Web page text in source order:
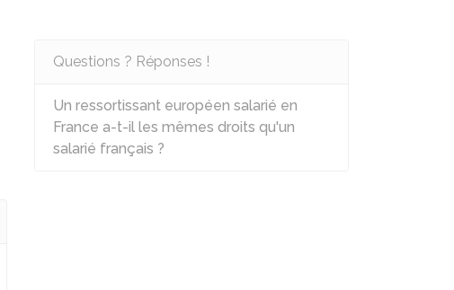
Questions ? Réponses !
Un ressortissant européen salarié en
France a-t-il les mêmes droits qu'un
salarié français ?